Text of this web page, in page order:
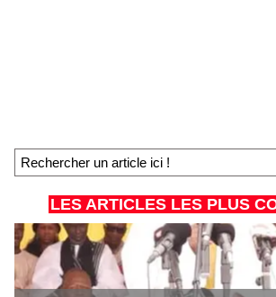
LES ARTICLES LES PLUS